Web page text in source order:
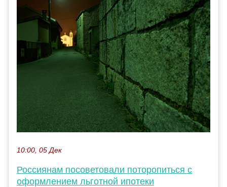
10:00, 05 Дек
Россиянам посоветовали поторопиться с
оформлением льготной ипотеки